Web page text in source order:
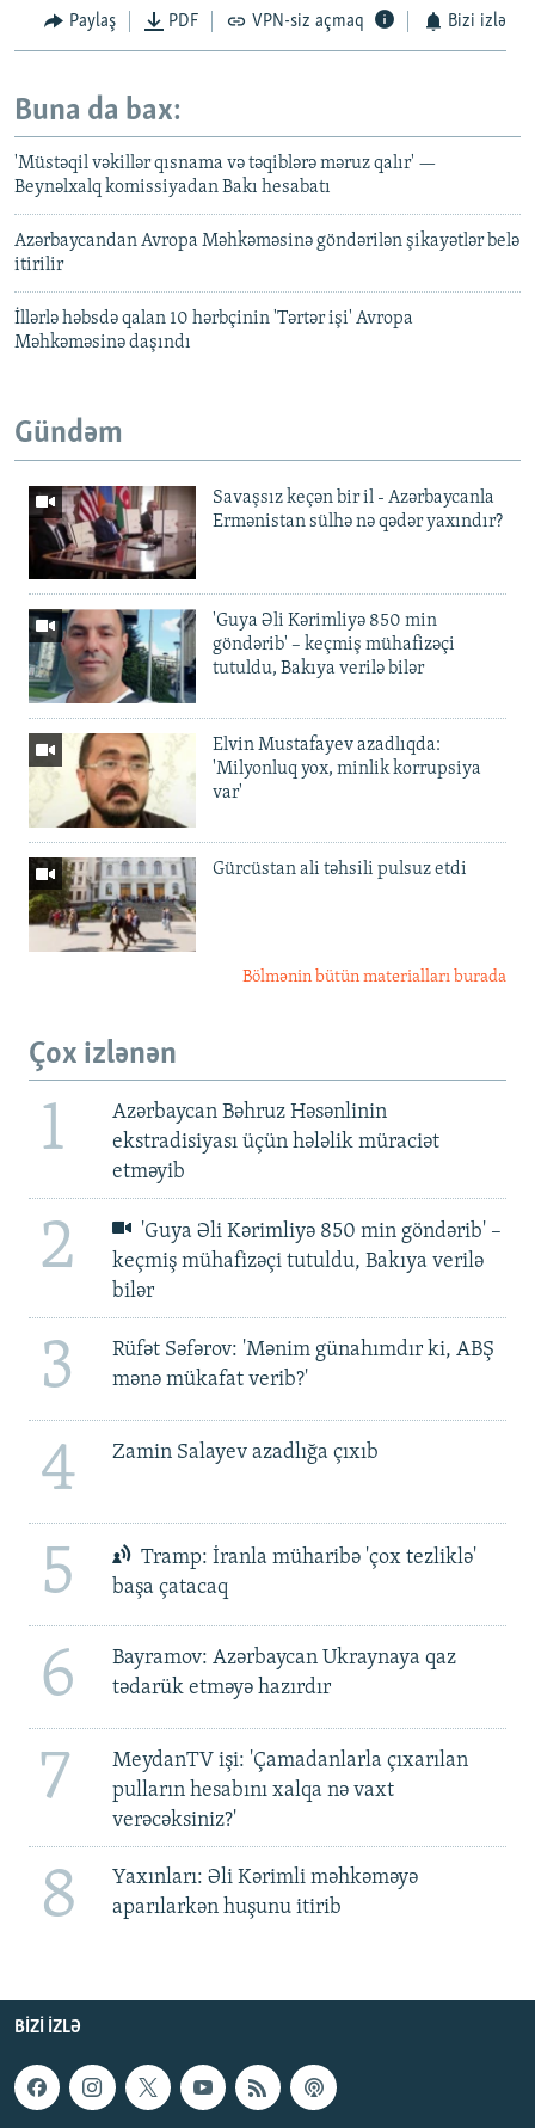
Paylaş PDF VPN-siz açmaq Bizi izlə
Buna da bax:
'Müstəqil vəkillər qısnama və təqiblərə məruz qalır' —
Beynəlxalq komissiyadan Bakı hesabatı
Azərbaycandan Avropa Məhkəməsinə göndərilən şikayətlər belə
itirilir
İllərlə həbsdə qalan 10 hərbçinin 'Tərtər işi' Avropa
Məhkəməsinə daşındı
Gündəm
Savaşsız keçən bir il - Azərbaycanla
Ermənistan sülhə nə qədər yaxındır?
'Guya Əli Kərimliyə 850 min
göndərib' – keçmiş mühafizəçi
tutuldu, Bakıya verilə bilər
Elvin Mustafayev azadlıqda:
'Milyonluq yox, minlik korrupsiya
var'
Gürcüstan ali təhsili pulsuz etdi
Bölmənin bütün materialları burada
Çox izlənən
1
Azərbaycan Bəhruz Həsənlinin
ekstradisiyası üçün hələlik müraciət
etməyib
2
'Guya Əli Kərimliyə 850 min göndərib' –
keçmiş mühafizəçi tutuldu, Bakıya verilə
bilər
3
Rüfət Səfərov: 'Mənim günahımdır ki, ABŞ
mənə mükafat verib?'
4 Zamin Salayev azadlığa çıxıb
5
Tramp: İranla müharibə 'çox tezliklə'
başa çatacaq
6
Bayramov: Azərbaycan Ukraynaya qaz
tədarük etməyə hazırdır
7
MeydanTV işi: 'Çamadanlarla çıxarılan
pulların hesabını xalqa nə vaxt
verəcəksiniz?'
8
Yaxınları: Əli Kərimli məhkəməyə
aparılarkən huşunu itirib
BIZI IZLƏ